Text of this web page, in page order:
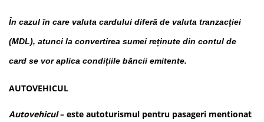
În cazul în care valuta cardului diferă de valuta tranzacției
(MDL), atunci la convertirea sumei reținute din contul de
card se vor aplica condițiile băncii emitente.
AUTOVEHICUL
Autovehicul– este autoturismul pentru pasageri mentionat